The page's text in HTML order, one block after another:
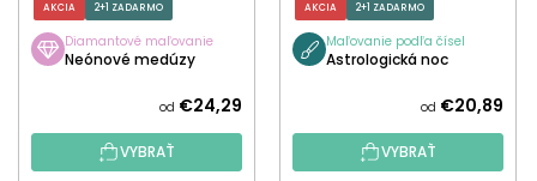
AKCIA 2+1 ZADARMO
Diamantové maľovanie
Neónové medúzy
od €24,29
VYBRAŤ
AKCIA 2+1 ZADARMO
Maľovanie podľa čísel
Astrologická noc
od €20,89
VYBRAŤ